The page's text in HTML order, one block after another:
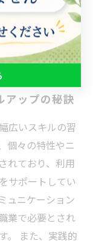
良い刺激とな
たな挑戦に踏み
。
アップの秘訣
広いスキルの習
個々の特性やニ
れており、利用
サポートしてい
ュニケーション
業で必要とされ
。 また、実践的